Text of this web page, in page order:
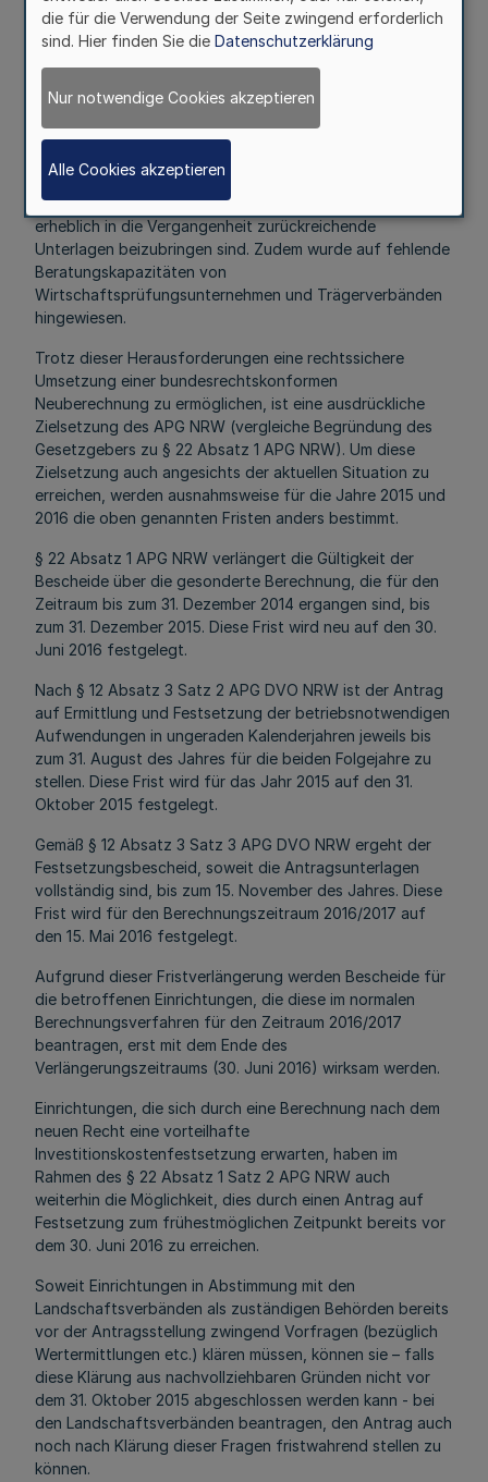
82 Absatz 3 SGB XI entstehen.
Als Begründung für die derzeit sehr zögerliche
Antragstellung wurde von den Verbänden der
Leistungserbringer mehrfach genannt, dass die
Umsetzung des APG NRW und der APG DVO NRW die
Verfahren nach diesen Vorschriften vor allem deshalb vor
erhebliche Herausforderungen stellt, weil teilweise
erheblich in die Vergangenheit zurückreichende
Unterlagen beizubringen sind. Zudem wurde auf fehlende
Beratungskapazitäten von
Wirtschaftsprüfungsunternehmen und Trägerverbänden
hingewiesen.
Trotz dieser Herausforderungen eine rechtssichere
Umsetzung einer bundesrechtskonformen
Neuberechnung zu ermöglichen, ist eine ausdrückliche
Zielsetzung des APG NRW (vergleiche Begründung des
Gesetzgebers zu § 22 Absatz 1 APG NRW). Um diese
Zielsetzung auch angesichts der aktuellen Situation zu
erreichen, werden ausnahmsweise für die Jahre 2015 und
2016 die oben genannten Fristen anders bestimmt.
§ 22 Absatz 1 APG NRW verlängert die Gültigkeit der
Bescheide über die gesonderte Berechnung, die für den
Zeitraum bis zum 31. Dezember 2014 ergangen sind, bis
zum 31. Dezember 2015. Diese Frist wird neu auf den 30.
Juni 2016 festgelegt.
Nach § 12 Absatz 3 Satz 2 APG DVO NRW ist der Antrag
auf Ermittlung und Festsetzung der betriebsnotwendigen
Aufwendungen in ungeraden Kalenderjahren jeweils bis
zum 31. August des Jahres für die beiden Folgejahre zu
stellen. Diese Frist wird für das Jahr 2015 auf den 31.
Oktober 2015 festgelegt.
Gemäß § 12 Absatz 3 Satz 3 APG DVO NRW ergeht der
Festsetzungsbescheid, soweit die Antragsunterlagen
vollständig sind, bis zum 15. November des Jahres. Diese
Frist wird für den Berechnungszeitraum 2016/2017 auf
den 15. Mai 2016 festgelegt.
Aufgrund dieser Fristverlängerung werden Bescheide für
die betroffenen Einrichtungen, die diese im normalen
Berechnungsverfahren für den Zeitraum 2016/2017
beantragen, erst mit dem Ende des
Verlängerungszeitraums (30. Juni 2016) wirksam werden.
Einrichtungen, die sich durch eine Berechnung nach dem
neuen Recht eine vorteilhafte
Investitionskostenfestsetzung erwarten, haben im
Rahmen des § 22 Absatz 1 Satz 2 APG NRW auch
weiterhin die Möglichkeit, dies durch einen Antrag auf
Festsetzung zum frühestmöglichen Zeitpunkt bereits vor
dem 30. Juni 2016 zu erreichen.
Soweit Einrichtungen in Abstimmung mit den
Landschaftsverbänden als zuständigen Behörden bereits
vor der Antragsstellung zwingend Vorfragen (bezüglich
Wertermittlungen etc.) klären müssen, können sie – falls
diese Klärung aus nachvollziehbaren Gründen nicht vor
dem 31. Oktober 2015 abgeschlossen werden kann - bei
den Landschaftsverbänden beantragen, den Antrag auch
noch nach Klärung dieser Fragen fristwahrend stellen zu
können.
die für die Verwendung der Seite zwingend erforderlich
sind. Hier finden Sie die Datenschutzerklärung
Nur notwendige Cookies akzeptieren
Alle Cookies akzeptieren